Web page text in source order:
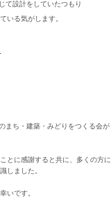
て設計をしていたつもり
いる気がします。
まち・建築・みどりをつくる会が
とに感謝すると共に、多くの方に
しました。
いです。